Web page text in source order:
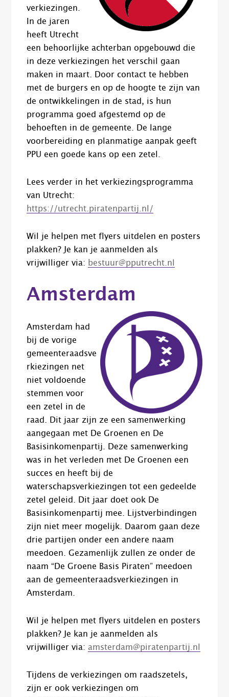
verkiezingen.
In de jaren
heeft Utrecht
een behoorlijke achterban opgebouwd die
in deze verkiezingen het verschil gaan
maken in maart. Door contact te hebben
met de burgers en op de hoogte te zijn van
de ontwikkelingen in de stad, is hun
programma goed afgestemd op de
behoeften in de gemeente. De lange
voorbereiding en planmatige aanpak geeft
PPU een goede kans op een zetel.
Lees verder in het verkiezingsprogramma
van Utrecht:
https://utrecht.piratenpartij.nl/
Wil je helpen met flyers uitdelen en posters
plakken? Je kan je aanmelden als
vrijwilliger via: bestuur@pputrecht.nl
Amsterdam
Amsterdam had
bij de vorige
gemeenteraadsve
rkiezingen net
niet voldoende
stemmen voor
een zetel in de
raad. Dit jaar zijn ze een samenwerking
aangegaan met De Groenen en De
Basisinkomenpartij. Deze samenwerking
was in het verleden met De Groenen een
succes en heeft bij de
waterschapsverkiezingen tot een gedeelde
zetel geleid. Dit jaar doet ook De
Basisinkomenpartij mee. Lijstverbindingen
zijn niet meer mogelijk. Daarom gaan deze
drie partijen onder een andere naam
meedoen. Gezamenlijk zullen ze onder de
naam “De Groene Basis Piraten” meedoen
aan de gemeenteraadsverkiezingen in
Amsterdam.
Wil je helpen met flyers uitdelen en posters
plakken? Je kan je aanmelden als
vrijwilliger via: amsterdam@piratenpartij.nl
Tijdens de verkiezingen om raadszetels,
zijn er ook verkiezingen om